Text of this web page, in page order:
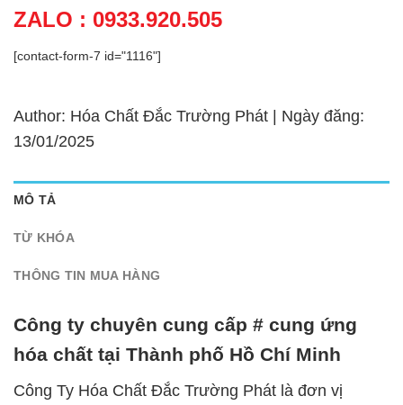
ZALO : 0933.920.505
[contact-form-7 id="1116"]
Author: Hóa Chất Đắc Trường Phát | Ngày đăng:
13/01/2025
MÔ TẢ
TỪ KHÓA
THÔNG TIN MUA HÀNG
Công ty chuyên cung cấp # cung ứng
hóa chất tại Thành phố Hồ Chí Minh
Công Ty Hóa Chất Đắc Trường Phát là đơn vị